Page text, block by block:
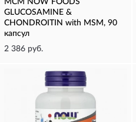
МСМ NOW FOODS
GLUCOSAMINE &
CHONDROITIN with MSM, 90
капсул
2 386 руб.